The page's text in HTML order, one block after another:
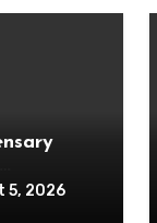
5, 2026